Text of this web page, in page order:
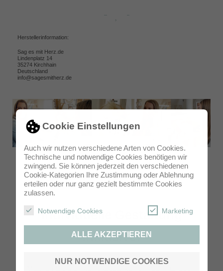
Cookie Einstellungen
Auch wir nutzen verschiedene Arten von Cookies.
Technische und notwendige Cookies benötigen wir
zwingend. Sie können jederzeit den verschiedenen
Cookie-Kategorien Ihre Zustimmung oder Ablehnung
erteilen oder nur ganz gezielt bestimmte Cookies
zulassen.
Notwendige Cookies Marketing
ALLE AKZEPTIEREN
NUR NOTWENDIGE COOKIES
Herstellerinformation:
Sag es mit Herz.de
Lindenplatz 14
35274 Kirchhain
Deutschland
info@sagesmitherz.de
Individuelle Gestaltung
inklusive!